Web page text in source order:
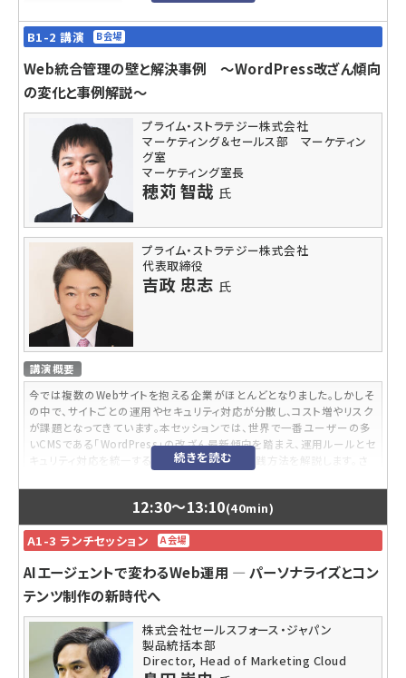
塩谷 亮 氏
日本オラクル, 日本IBMなどの外資系IT企業にてコンサルティング並び
に営業活動に従事。2015年よりスマートフォン診断等のモバイルソリュー
ションを扱う米国スタートアップ企業の日本代表に就任。製品を日本市
場向けに改善し大手通信会社を中心に導入を完了させ、成功裡に立ち
上げ後進に譲る。その後、CRMプラットフォームを提供するPega Japan
にて、金融業界のセールスを担当し、デジタル化を推し進める。2020年3
月PIANO Japan にSales Vice Presidentとして入社、2022年1月1日か
ら現職。コンサルティングのバックグランドを活かして、カスタマーサクセ
スに向けた営業活動に従事している。週末は趣味の草野球とフットサル
に加え、10数年ぶりに再会したゴルフの練習、ラウンドとアクティブに過
ごす。
B1-2 講演 B会場
Web統合管理の壁と解決事例 ～WordPress改ざん傾向
の変化と事例解説～
プライム・ストラテジー株式会社
マーケティング＆セールス部 マーケティン
グ室
マーケティング室長
穂苅 智哉 氏
プライム・ストラテジー株式会社
代表取締役
吉政 忠志 氏
講演概要
今では複数のWebサイトを抱える企業がほとんどとなりました。しかしそ
の中で、サイトごとの運用やセキュリティ対応が分散し、コスト増やリスク
が課題となってきています。本セッションでは、世界で一番ユーザーの多
いCMSである「WordPress」の改ざん最新傾向を踏まえ、運用ルールとセ
キュリティ対応を統一する「Web統合管理」の実践方法を解説します。さ
能なWeb運用のヒントをお届けします。
内容レベル
入門、脱初級、中級
講師プロフィール
大学卒業後、Web制作やサーバー保守運用サービスでの営業やマーケ
ティング等を経験。その後、外資系CRMベンダーにて、パートナービジネ
スを主導しパートナー企業様と売上拡大のための施策立案や実行支援
を行う。2025年から、プライム・ストラテジー株式会社マーケティング室長
続きを読む
12:30～13:10(40min)
A1-3 ランチセッション
A会場
AIエージェントで変わるWeb運用 ― パーソナライズとコン
テンツ制作の新時代へ
株式会社セールスフォース・ジャパン
製品統括本部
Director, Head of Marketing Cloud